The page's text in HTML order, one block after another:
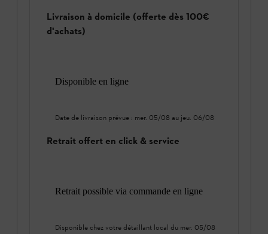
Livraison à domicile (offerte dès 100€
d'achats)
Disponible en ligne
Date de livraison prévue : mer. 05/08 au jeu. 06/08
Retrait offert en click & service
Retrait possible via commande en ligne
Disponible chez votre détaillant local du mer. 05/08